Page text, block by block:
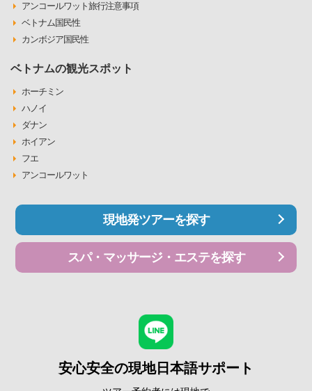
アンコールワット旅行注意事項
ベトナム国民性
カンボジア国民性
ベトナムの観光スポット
ホーチミン
ハノイ
ダナン
ホイアン
フエ
アンコールワット
現地発ツアーを探す
スパ・マッサージ・エステを探す
安心安全の現地日本語サポート